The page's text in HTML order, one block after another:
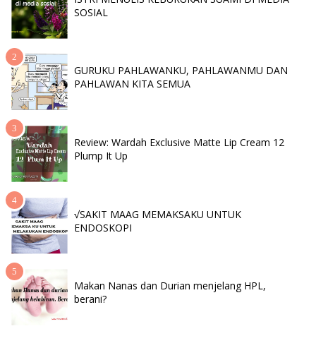
SOSIAL
GURUKU PAHLAWANKU, PAHLAWANMU DAN
PAHLAWAN KITA SEMUA
Review: Wardah Exclusive Matte Lip Cream 12
Plump It Up
√SAKIT MAAG MEMAKSAKU UNTUK
ENDOSKOPI
Makan Nanas dan Durian menjelang HPL,
berani?